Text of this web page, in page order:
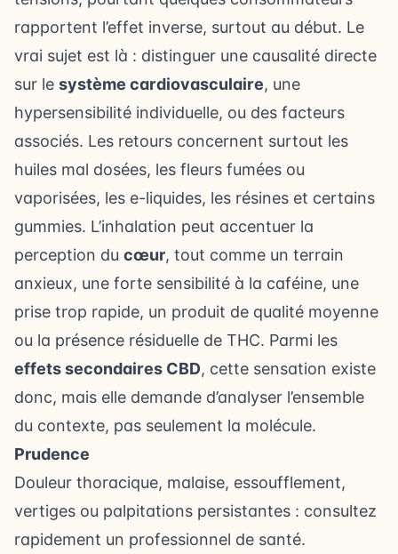
rapportent l’effet inverse, surtout au début. Le
vrai sujet est là : distinguer une causalité directe
sur le système cardiovasculaire, une
hypersensibilité individuelle, ou des facteurs
associés. Les retours concernent surtout les
huiles mal dosées, les fleurs fumées ou
vaporisées, les e-liquides, les résines et certains
gummies. L’inhalation peut accentuer la
perception du cœur, tout comme un terrain
anxieux, une forte sensibilité à la caféine, une
prise trop rapide, un produit de qualité moyenne
ou la présence résiduelle de THC. Parmi les
effets secondaires CBD, cette sensation existe
donc, mais elle demande d’analyser l’ensemble
du contexte, pas seulement la molécule.
Prudence
Douleur thoracique, malaise, essoufflement,
vertiges ou palpitations persistantes : consultez
rapidement un professionnel de santé.